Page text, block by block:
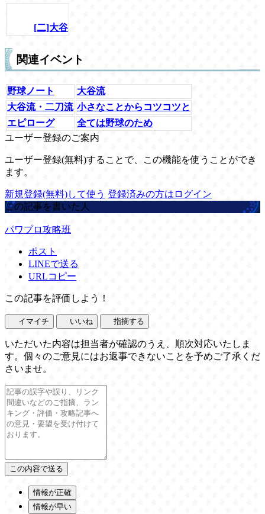
[二]大谷
関連イベント
野球ノート
大谷流
大谷流・二刀流 小さなことからコツコツと
エピローグ
全ては野球のため
ユーザー登録のご案内
ユーザー登録(無料)することで、この機能を使うことができ
ます。
新規登録(無料)して使う 登録済みの方はログイン
この記事を書いた人
パワプロ攻略班
ポスト
LINEで送る
URLコピー
この記事を評価しよう！
イマイチ いいね 指摘する
いただいた内容は担当者が確認のうえ、順次対応いたしま
す。個々のご意見にはお返事できないことを予めご了承くだ
さいませ。
情報が正確
情報が早い